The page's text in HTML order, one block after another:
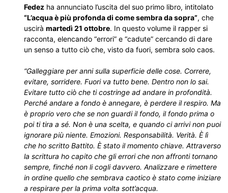
Fedez ha annunciato l’uscita del suo primo libro, intitolato
“L’acqua è più profonda di come sembra da sopra”, che
uscirà martedì 21 ottobre. In questo volume il rapper si
racconta, elencando “errori” e “cadute” cercando di dare
un senso a tutto ciò che, visto da fuori, sembra solo caos.
“Galleggiare per anni sulla superficie delle cose. Correre,
evitare, sorridere. Fuori va tutto bene. Dentro non lo sai.
Evitare tutto ciò che ti costringe ad andare in profondità.
Perché andare a fondo è annegare, è perdere il respiro. Ma
è proprio vero che se non guardi il fondo, il fondo prima o
poi ti tira a sé. Non è una scelta, e quando ci arrivi non puoi
ignorare più niente. Emozioni. Responsabilità. Verità. È lì
che ho scritto Battito. È stato il momento chiave. Attraverso
la scrittura ho capito che gli errori che non affronti tornano
sempre, finché non li cogli davvero. Analizzare e rimettere
in ordine quello che sembrava caotico è stato come iniziare
a respirare per la prima volta sott’acqua.